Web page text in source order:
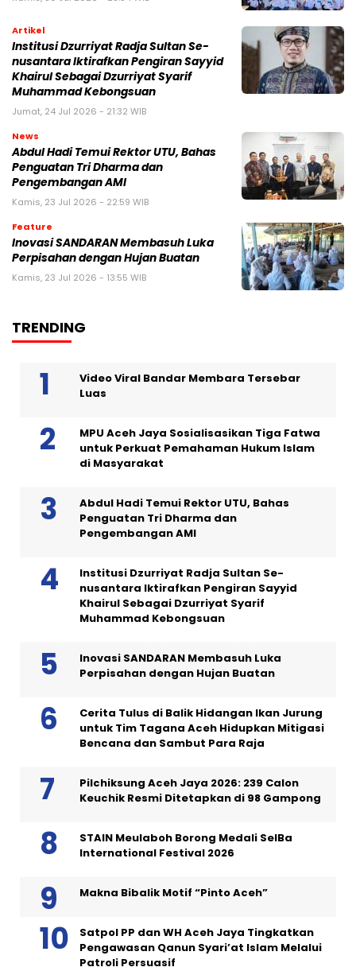
Artikel
Institusi Dzurriyat Radja Sultan Se-
nusantara Iktirafkan Pengiran Sayyid
Khairul Sebagai Dzurriyat Syarif
Muhammad Kebongsuan
Jumat, 24 Jul 2026 - 21:32 WIB
News
Abdul Hadi Temui Rektor UTU, Bahas
Penguatan Tri Dharma dan
Pengembangan AMI
Kamis, 23 Jul 2026 - 22:59 WIB
Feature
Inovasi SANDARAN Membasuh Luka
Perpisahan dengan Hujan Buatan
Kamis, 23 Jul 2026 - 13:55 WIB
TRENDING
Video Viral Bandar Membara Tersebar
Luas
MPU Aceh Jaya Sosialisasikan Tiga Fatwa
untuk Perkuat Pemahaman Hukum Islam
di Masyarakat
Abdul Hadi Temui Rektor UTU, Bahas
Penguatan Tri Dharma dan
Pengembangan AMI
Institusi Dzurriyat Radja Sultan Se-
nusantara Iktirafkan Pengiran Sayyid
Khairul Sebagai Dzurriyat Syarif
Muhammad Kebongsuan
Inovasi SANDARAN Membasuh Luka
Perpisahan dengan Hujan Buatan
Cerita Tulus di Balik Hidangan Ikan Jurung
untuk Tim Tagana Aceh Hidupkan Mitigasi
Bencana dan Sambut Para Raja
Pilchiksung Aceh Jaya 2026: 239 Calon
Keuchik Resmi Ditetapkan di 98 Gampong
STAIN Meulaboh Borong Medali SeIBa
International Festival 2026
Makna Bibalik Motif “Pinto Aceh”
Satpol PP dan WH Aceh Jaya Tingkatkan
Pengawasan Qanun Syari’at Islam Melalui
Patroli Persuasif